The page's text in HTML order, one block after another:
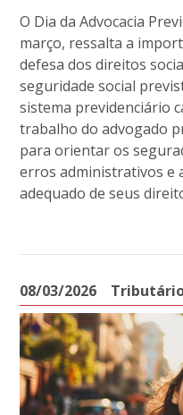
O Dia da Advocacia
março, ressalta a
defesa dos direitos
seguridade social
sistema previdenciário
trabalho do advogado
para orientar os
erros administrativos e
adequado de seus
08/03/2026